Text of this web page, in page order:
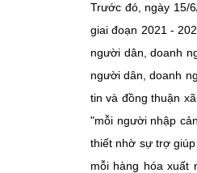
Trước đó, ngày 15/
giai đoạn 2021 -
người dân, doanh
người dân, doanh
tin và đồng thuận
"mỗi người nhập
thiết nhờ sự trợ
mỗi hàng hóa xuất